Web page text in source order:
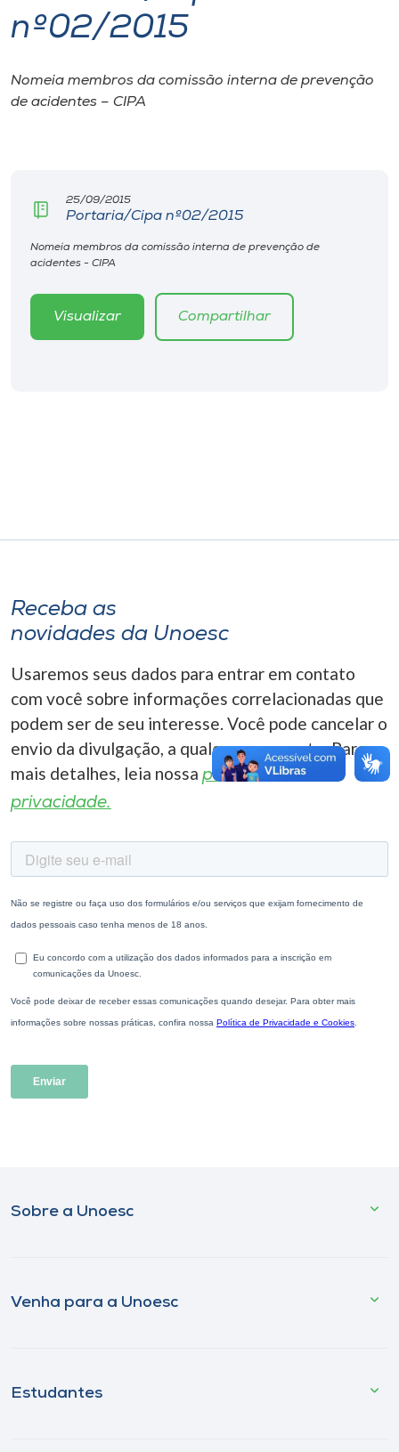
I.nova
Diplomados
CPA
Biblioteca
Editora
A-
nº02/2015
Nomeia membros da comissão interna de prevenção
de acidentes – CIPA
25/09/2015
Portaria/Cipa nº02/2015
Nomeia membros da comissão interna de prevenção de
acidentes - CIPA
Visualizar Compartilhar
Receba as
novidades da Unoesc
Usaremos seus dados para entrar em contato
com você sobre informações correlacionadas que
podem ser de seu interesse. Você pode cancelar o
envio da divulgação, a qualquer momento. Para
mais detalhes, leia nossa política de
privacidade.
Sobre a Unoesc
Venha para a Unoesc
Estudantes